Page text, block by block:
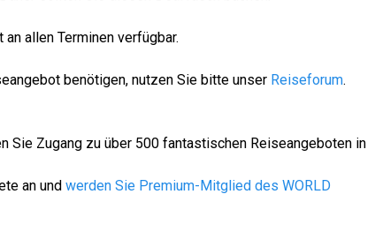
allen Terminen verfügbar.
benötigen, nutzen Sie bitte unser Reiseforum.
Sie Zugang zu über 500 fantastischen Reiseangeboten in
an undwerden Sie Premium-Mitglied des WORLD